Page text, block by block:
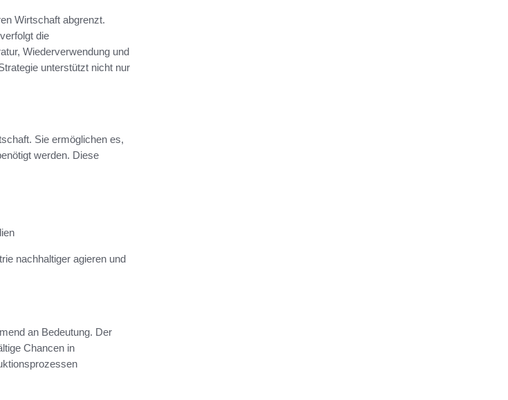
Wirtschaft abgrenzt.
die
Wiederverwendung und
unterstützt nicht nur
Sie ermöglichen es,
werden. Diese
nachhaltiger agieren und
an Bedeutung. Der
Chancen in